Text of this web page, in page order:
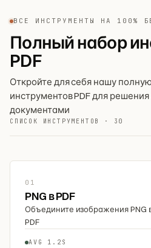
ВСЕ ИНСТРУМЕНТЫ НА 100%
Полный набор
PDF
Откройте для себя нашу
инструментов PDF для
документами
СПИСОК ИНСТРУМЕНТОВ · 30
01
PNG в PDF
Объедините изображения PNG
PDF
AVG 1.2S